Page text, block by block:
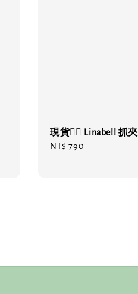
現貨❤️‍🔥 Linabell 抓夾
Regular
NT$ 790